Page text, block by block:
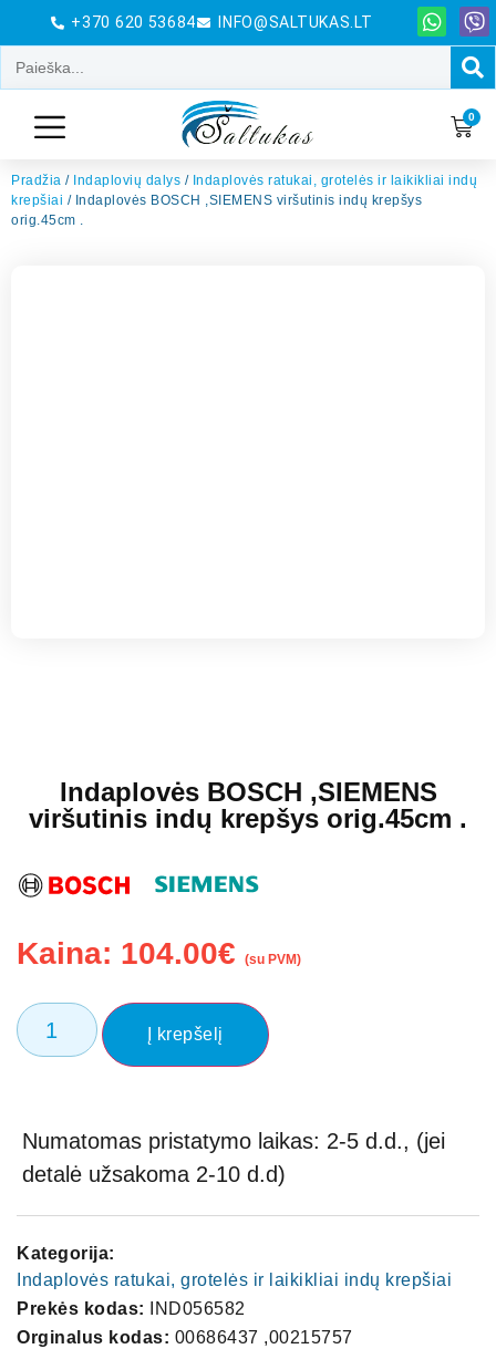
+370 620 53684 INFO@SALTUKAS.LT
0
Pradžia / Indaplovių dalys / Indaplovės ratukai, grotelės ir laikikliai indų
krepšiai / Indaplovės BOSCH ,SIEMENS viršutinis indų krepšys
orig.45cm .
Indaplovės BOSCH ,SIEMENS
viršutinis indų krepšys orig.45cm .
Kaina: 104.00€ (su PVM)
Į krepšelį
Numatomas pristatymo laikas: 2-5 d.d., (jei
detalė užsakoma 2-10 d.d)
Kategorija:
Indaplovės ratukai, grotelės ir laikikliai indų krepšiai
Prekės kodas:
IND056582
Orginalus kodas: 00686437 ,00215757